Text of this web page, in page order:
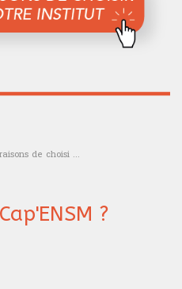
de choisi ...
?